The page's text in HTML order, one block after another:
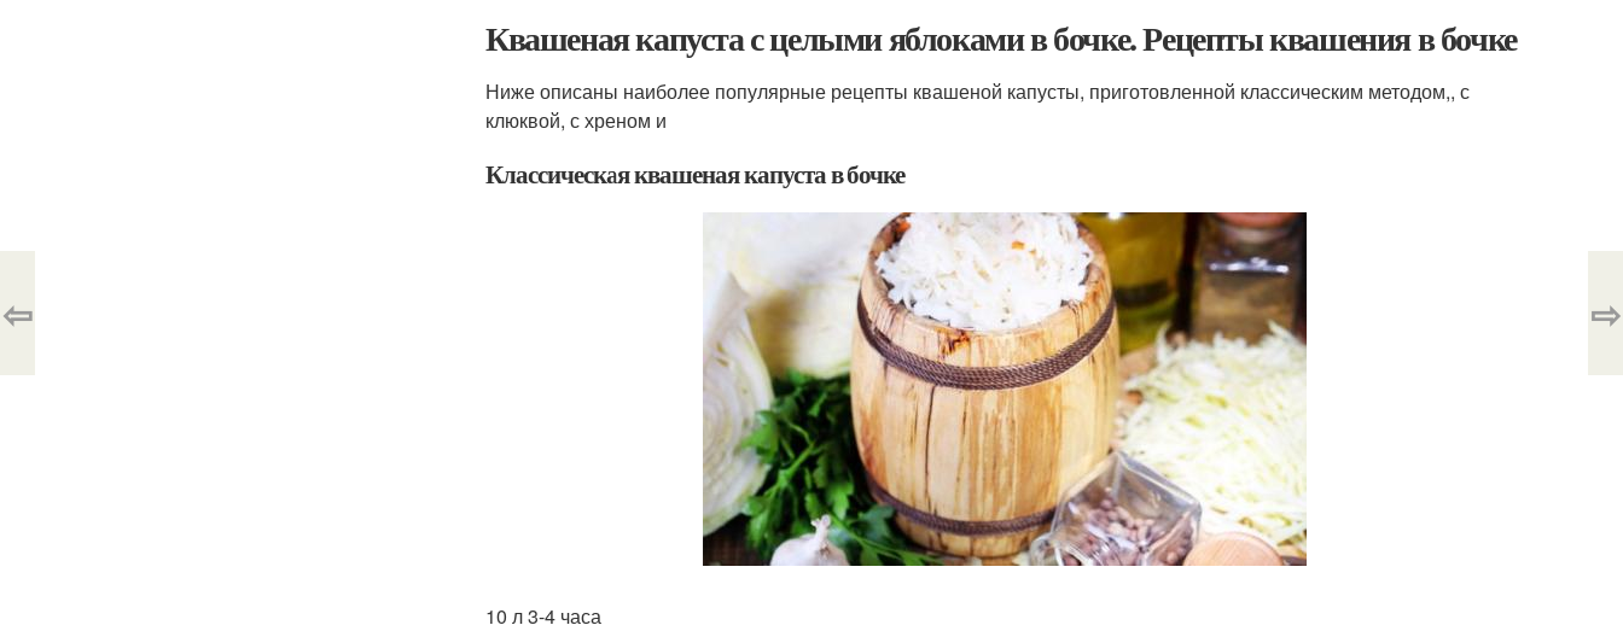
Квашеная капуста с целыми яблоками в бочке. Рецепты квашения в бочке
Ниже описаны наиболее популярные рецепты квашеной капусты, приготовленной классическим методом,, с
клюквой, с хреном и
Классическая квашеная капуста в бочке
10 л 3-4 часа
⇦ ⇨